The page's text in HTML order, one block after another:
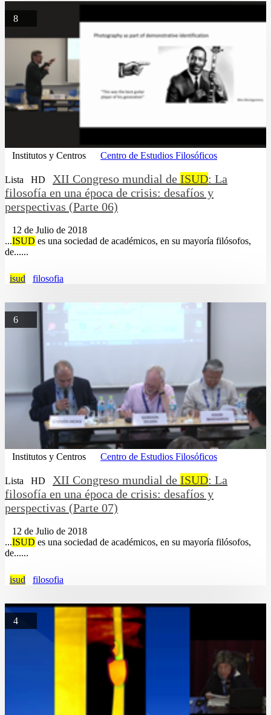
8
Institutos y Centros Centro de Estudios Filosóficos
Lista HD XII Congreso mundial de ISUD: La
filosofía en una época de crisis: desafíos y
perspectivas (Parte 06)
12 de Julio de 2018
...ISUD es una sociedad de académicos, en su mayoría filósofos,
de......
isud filosofia
6
Institutos y Centros Centro de Estudios Filosóficos
Lista HD XII Congreso mundial de ISUD: La
filosofía en una época de crisis: desafíos y
perspectivas (Parte 07)
12 de Julio de 2018
...ISUD es una sociedad de académicos, en su mayoría filósofos,
de......
isud filosofia
4